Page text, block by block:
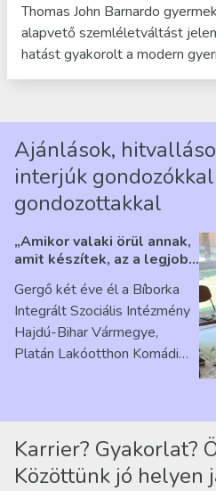
Thomas John Barnardo
alapvető szemléletváltást
hatást gyakorolt a modern
Ajánlások,
interjúk
gondozottakkal
„Amikor valaki örül annak,
amit készítek, az a legjobb
Ribárszky Gergő ellátottal
Gergő két éve él a Bíborka
Integrált Szociális Intézmény
Hajdú-Bihar Vármegye,
Platán Lakóotthon Komádi
Karrier? Gyakorlat?
Közöttünk jó helyen